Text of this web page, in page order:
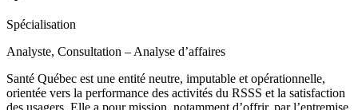
Spécialisation
Analyste, Consultation – Analyse d’affaires
Santé Québec est une entité neutre, imputable et opérationnelle,
orientée vers la performance des activités du RSSS et la satisfaction
des usagers. Elle a pour mission, notamment d’offrir, par l’entremise